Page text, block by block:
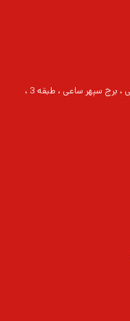
تهران, خیابان ولیعصر, پایین تر از پارک ساعی ، برج سپهر ساعی ، طبقه 3 ،